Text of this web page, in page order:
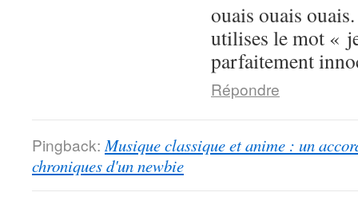
ouais ouais
utilises le mot «
parfaitement
Répondre
Pingback: Musique classique et anime : un
chroniques d'un newbie